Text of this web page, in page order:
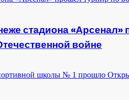
стадиона
войне